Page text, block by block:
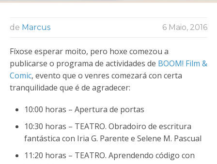
de Marcus 6 Maio, 2016
Fíxose esperar moito, pero hoxe comezou a
publicarse o programa de actividades de BOOM! Film &
Comic, evento que o venres comezará con certa
tranquilidade que é de agradecer:
10:00 horas – Apertura de portas
10:30 horas – TEATRO. Obradoiro de escritura
fantástica con Iria G. Parente e Selene M. Pascual
11:20 horas – TEATRO. Aprendendo código con